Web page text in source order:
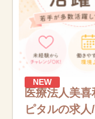
NEW
医療法人美
ピタルの求